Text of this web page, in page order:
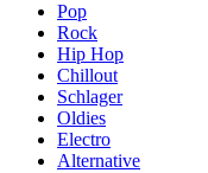
Pop
Rock
Hip Hop
Chillout
Schlager
Oldies
Electro
Alternative